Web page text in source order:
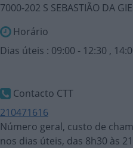
7000-202 S SEBASTIÃO DA
Horário
Dias úteis : 09:00 - 12:30 ,
Contacto CTT
210471616
Número geral, custo de
nos dias úteis, das 8h30 às